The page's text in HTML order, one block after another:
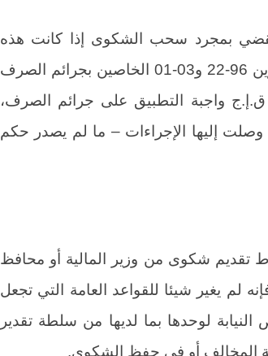
تنقضي بمجرد سحب الشكوى إذا كانت هذه
الأخيرة شرطا لازما للمتابعة. وطالما أن الأمرين 96-22 و03-01 الخاصين بجرائم الصرف
لم يتضمنا أي نص مخالف لذلك. كانت م 6 ق.إ.ج واجبة التطبيق على جرائم الصرف،
إليها الإجراءات – ما لم يصدر حكم
تقديم شكوى من وزير المالية أو محافظ
لم يغير شيئا للقواعد العامة التي تجعل
لوحدها بما لديها من سلطة تقدير
المخالف أو في حفظ الشكوى.